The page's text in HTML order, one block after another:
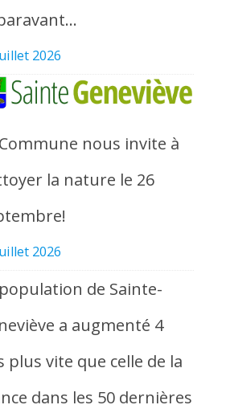
2026
nous invite à
la nature le 26
2026
de Sainte-
a augmenté 4
plus vite que celle de la
dans les 50 dernières